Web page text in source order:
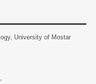
University of Mostar